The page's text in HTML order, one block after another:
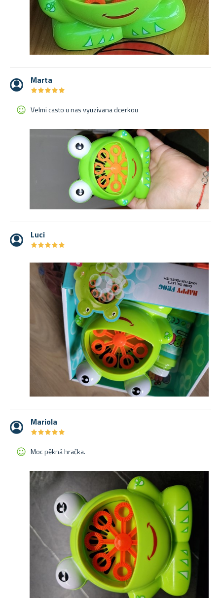
Marta
★★★★★
★★★★★
Velmi casto u nas vyuzivana dcerkou
Luci
★★★★★
★★★★★
Mariola
★★★★★
★★★★★
Moc pěkná hračka.